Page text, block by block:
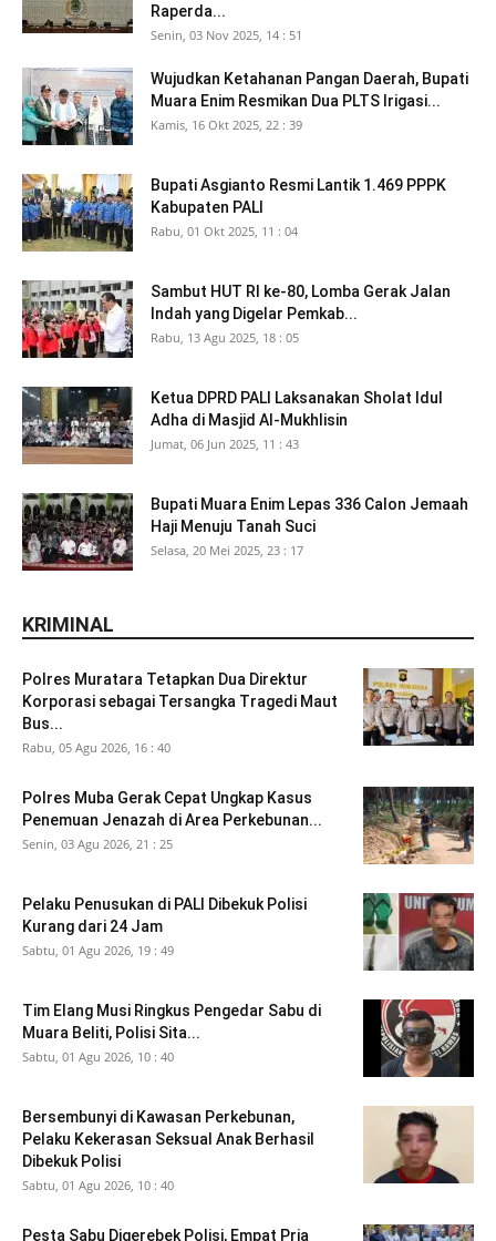
Raperda...
Senin, 03 Nov 2025, 14 : 51
Wujudkan Ketahanan Pangan Daerah, Bupati
Muara Enim Resmikan Dua PLTS Irigasi...
Kamis, 16 Okt 2025, 22 : 39
Bupati Asgianto Resmi Lantik 1.469 PPPK
Kabupaten PALI
Rabu, 01 Okt 2025, 11 : 04
Sambut HUT RI ke-80, Lomba Gerak Jalan
Indah yang Digelar Pemkab...
Rabu, 13 Agu 2025, 18 : 05
Ketua DPRD PALI Laksanakan Sholat Idul
Adha di Masjid Al-Mukhlisin
Jumat, 06 Jun 2025, 11 : 43
Bupati Muara Enim Lepas 336 Calon Jemaah
Haji Menuju Tanah Suci
Selasa, 20 Mei 2025, 23 : 17
KRIMINAL
Polres Muratara Tetapkan Dua Direktur
Korporasi sebagai Tersangka Tragedi Maut
Bus...
Rabu, 05 Agu 2026, 16 : 40
Polres Muba Gerak Cepat Ungkap Kasus
Penemuan Jenazah di Area Perkebunan...
Senin, 03 Agu 2026, 21 : 25
Pelaku Penusukan di PALI Dibekuk Polisi
Kurang dari 24 Jam
Sabtu, 01 Agu 2026, 19 : 49
Tim Elang Musi Ringkus Pengedar Sabu di
Muara Beliti, Polisi Sita...
Sabtu, 01 Agu 2026, 10 : 40
Bersembunyi di Kawasan Perkebunan,
Pelaku Kekerasan Seksual Anak Berhasil
Dibekuk Polisi
Sabtu, 01 Agu 2026, 10 : 40
Pesta Sabu Digerebek Polisi, Empat Pria